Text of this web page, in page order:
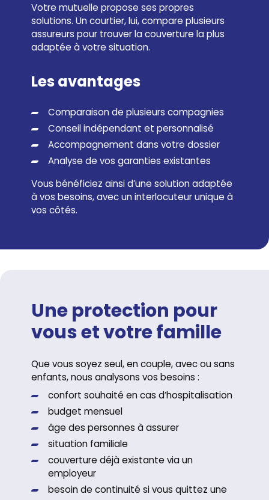
Votre mutuelle propose ses propres
solutions. Un courtier, lui, compare plusieurs
assureurs pour trouver la couverture la plus
adaptée à votre situation.
Les avantages
Comparaison de plusieurs compagnies
Conseil indépendant et personnalisé
Accompagnement dans votre dossier
Analyse de vos garanties existantes
Vous bénéficiez ainsi d’une solution adaptée
à vos besoins, avec un interlocuteur unique à
vos côtés.
Une protection pour
vous et votre famille
Que vous soyez seul, en couple, avec ou sans
enfants, nous analysons vos besoins :
confort souhaité en cas d’hospitalisation
budget mensuel
âge des personnes à assurer
situation familiale
couverture déjà existante via un
employeur
besoin de continuité si vous quittez une